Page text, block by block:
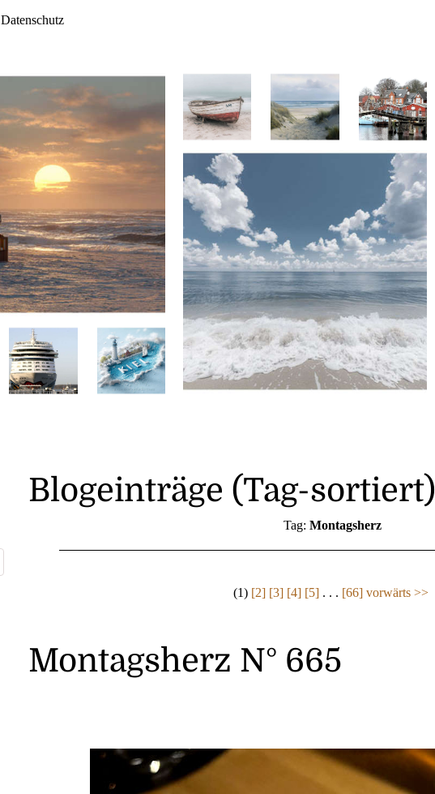
Datenschutz
Blogeinträge (Tag-sortiert)
Tag: Montagsherz
(1) [2] [3] [4] [5] . . . [66] vorwärts >>
Montagsherz N° 665